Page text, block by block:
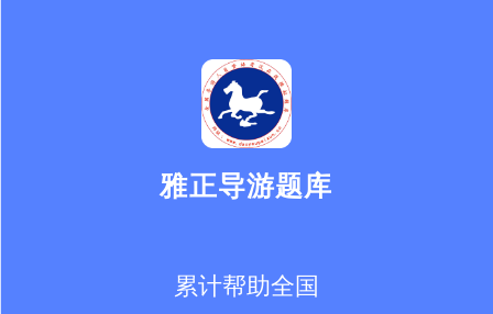
雅正导游题库
累计帮助全国